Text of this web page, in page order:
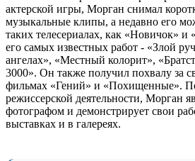
актерской игры, Морган снимал
музыкальные клипы, а недавно его
таких телесериалах, как «Новичок»
его самых известных работ - «Злой
ангелах», «Местный колорит»,
3000». Он также получил похвалу за
фильмах «Гений» и «Похищенные».
режиссерской деятельности, Морган
фотографом и демонстрирует свои
выставках и в галереях.